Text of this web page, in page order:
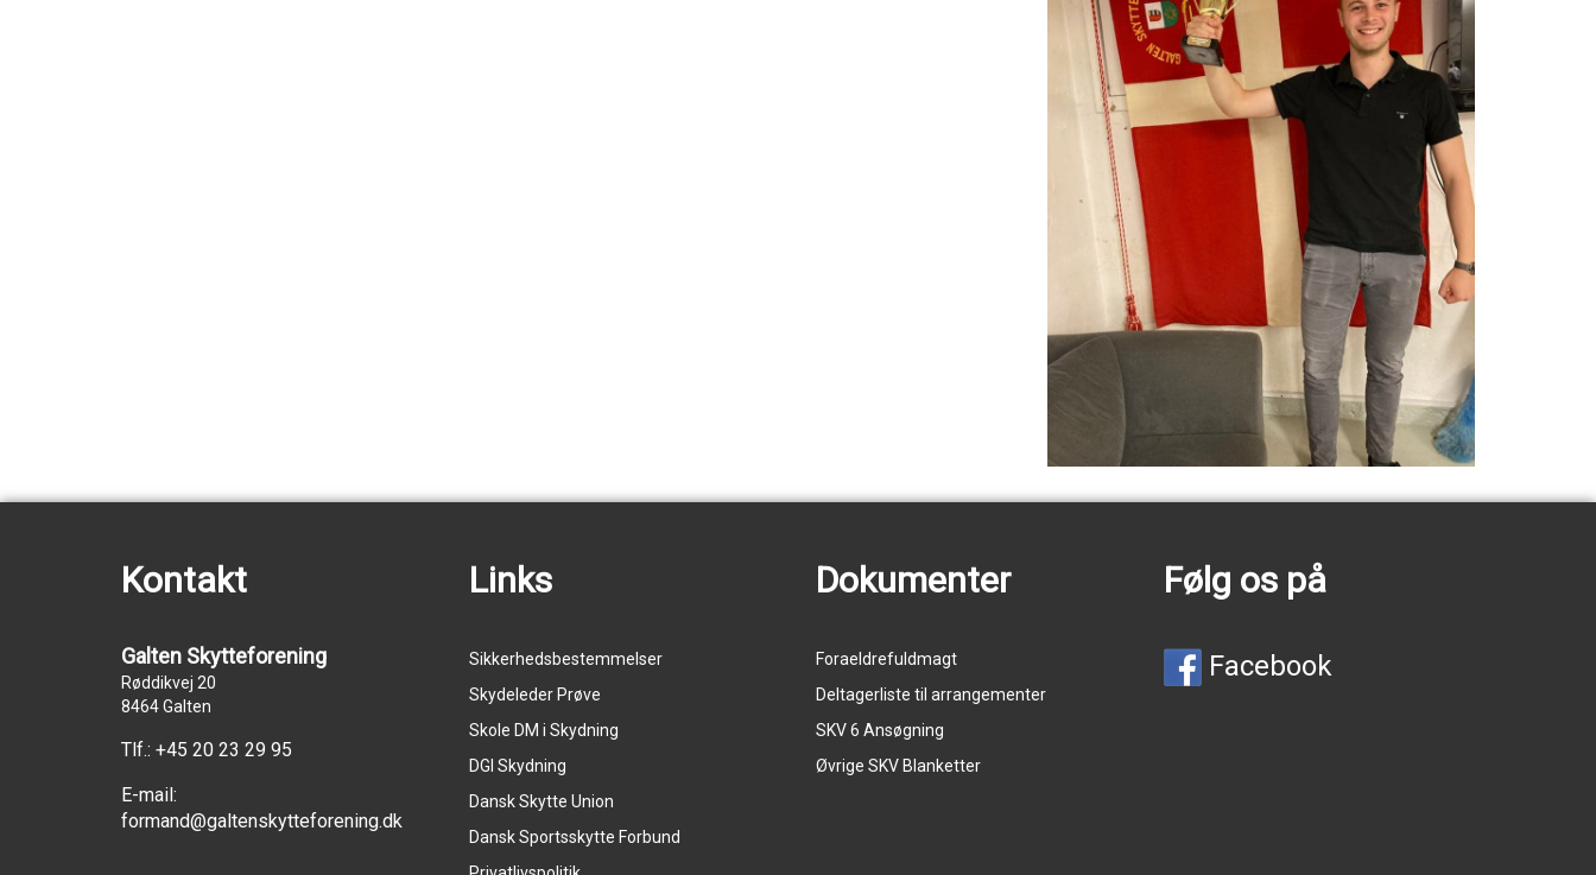
Kontakt
Galten Skytteforening
Røddikvej 20
8464 Galten
Tlf.: +45 20 23 29 95
E-mail:
formand@galtenskytteforening.dk
Links
Sikkerhedsbestemmelser
Skydeleder Prøve
Skole DM i Skydning
DGI Skydning
Dansk Skytte Union
Dansk Sportsskytte Forbund
Dokumenter
Foraeldrefuldmagt
Deltagerliste til arrangementer
SKV 6 Ansøgning
Øvrige SKV Blanketter
Følg os på
Facebook